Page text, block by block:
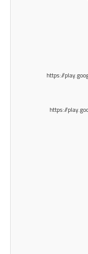
https://
https://